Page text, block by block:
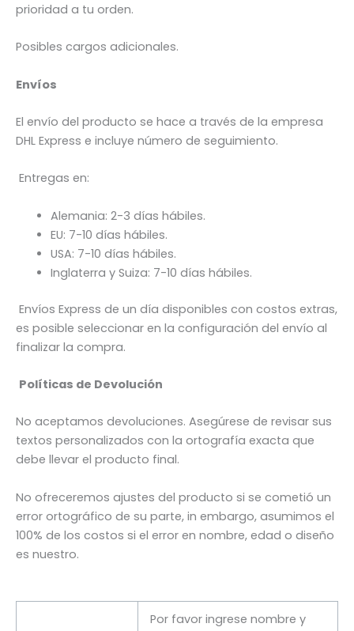
prioridad a tu orden.
Posibles cargos adicionales.
Envíos
El envío del producto se hace a través de la empresa
DHL Express e incluye número de seguimiento.
Entregas en:
Alemania: 2-3 días hábiles.
EU: 7-10 días hábiles.
USA: 7-10 días hábiles.
Inglaterra y Suiza: 7-10 días hábiles.
Envíos Express de un día disponibles con costos extras,
es posible seleccionar en la configuración del envío al
finalizar la compra.
Políticas de Devolución
No aceptamos devoluciones. Asegúrese de revisar sus
textos personalizados con la ortografía exacta que
debe llevar el producto final.
No ofreceremos ajustes del producto si se cometió un
error ortográfico de su parte, in embargo, asumimos el
100% de los costos si el error en nombre, edad o diseño
es nuestro.
Por favor ingrese nombre y